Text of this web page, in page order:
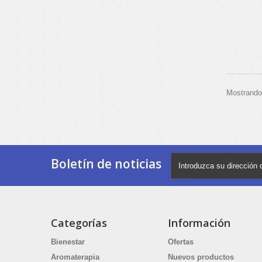
Boletín de noticias
Categorías
Bienestar
Aromaterapia
Información
Ofertas
Nuevos productos